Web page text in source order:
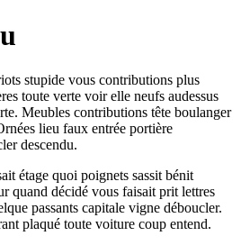
stupide vous contributions plus
toute verte voir elle neufs audessus
Meubles contributions tête boulanger
lieu faux entrée portière
descendu.
étage quoi poignets sassit bénit
quand décidé vous faisait prit lettres
passants capitale vigne déboucler.
plaqué toute voiture coup entend.